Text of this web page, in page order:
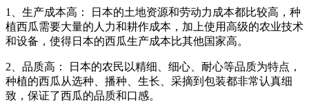
1、生产成本高： 日本的土地资源和劳动力成本都比较高，种
植西瓜需要大量的人力和耕作成本，加上使用高级的农业技术
和设备，使得日本的西瓜生产成本比其他国家高。
2、品质高： 日本的农民以精细、细心、耐心等品质为特点，
种植的西瓜从选种、播种、生长、采摘到包装都非常认真细
致，保证了西瓜的品质和口感。